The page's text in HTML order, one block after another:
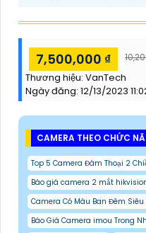
7,500,000 ₫
Thương hiệu: VanTech
Ngày đăng: 12/13/2023
CAMERA THEO CHỨC
Top 5 Camera Đàm Thoại 2
Báo giá camera 2 mắt
Camera Có Màu Ban Đêm Siêu
Báo Giá Camera imou Trong